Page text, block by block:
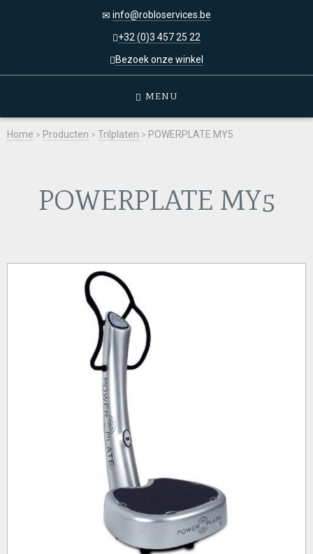
info@robloservices.be
+32 (0)3 457 25 22
Bezoek onze winkel
MENU
Home > Producten > Trilplaten > POWERPLATE MY5
POWERPLATE MY5